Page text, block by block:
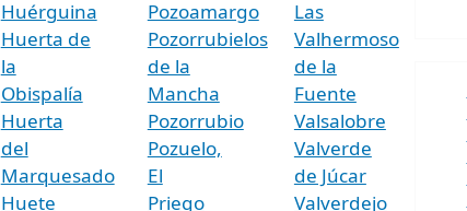
Huérguina
Huerta de
la
Obispalía
Huerta
del
Marquesado
Huete
Pozoamargo
Pozorrubielos
de la
Mancha
Pozorrubio
Pozuelo,
El
Priego
Las
Valhermoso
de la
Fuente
Valsalobre
Valverde
de Júcar
Valverdejo